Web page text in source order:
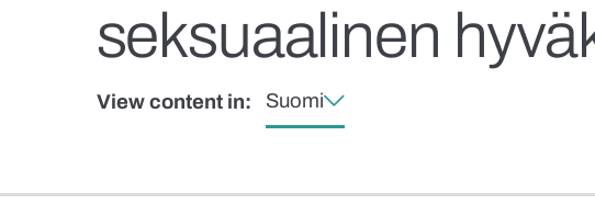
seksuaalinen
View content in: Suomi